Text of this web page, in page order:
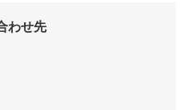
わせ先